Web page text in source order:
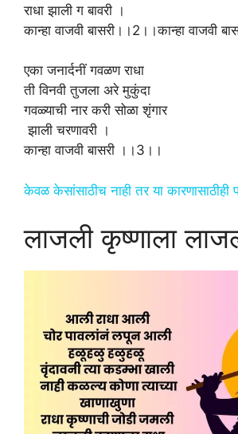
राधा झाली ग बावरी ।
कान्हा वाजवी बासरी।।2।।कान्हा वाजवी
एका जनार्दनीं गवळण राधा
ती विनवी तुजला अरे मुकुंदा
गवळ्याची नार करी सोळा शृंगार
झाली चरणावरी ।
कान्हा वाजवी बासरी ।।3।।
केवळ केसांसाठीच नाही तर या
लाजली कृष्णाला